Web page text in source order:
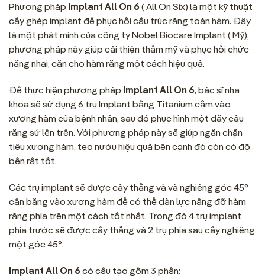
Phương pháp Implant All On 6 ( All On Six) là một kỹ thuật
cấy ghép implant để phục hồi cấu trúc răng toàn hàm. Đây
là một phát minh của công ty Nobel Biocare Implant ( Mỹ),
phương pháp này giúp cải thiện thẩm mỹ và phục hồi chức
năng nhai, cắn cho hàm răng một cách hiệu quả.
Để thực hiện phương pháp Implant All On 6, bác sĩ nha
khoa sẽ sử dụng 6 trụ Implant bằng Titanium cắm vào
xương hàm của bệnh nhân, sau đó phục hình một dãy cầu
răng sứ lên trên. Với phương pháp này sẽ giúp ngăn chặn
tiêu xương hàm, teo nướu hiệu quả bên cạnh đó còn có độ
bền rất tốt.
Các trụ implant sẽ được cấy thẳng và và nghiêng góc 45°
cân bằng vào xương hàm để có thể dàn lực nâng đỡ hàm
răng phía trên một cách tốt nhất. Trong đó 4 trụ implant
phía trước sẽ được cấy thẳng và 2 trụ phía sau cấy nghiêng
một góc 45°.
Implant All On 6 có cấu tạo gồm 3 phần: